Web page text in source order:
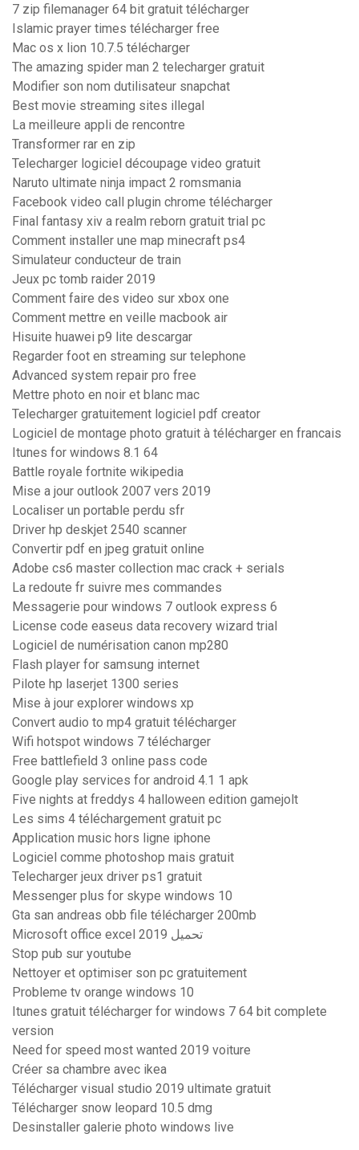
7 zip filemanager 64 bit gratuit télécharger
Islamic prayer times télécharger free
Mac os x lion 10.7.5 télécharger
The amazing spider man 2 telecharger gratuit
Modifier son nom dutilisateur snapchat
Best movie streaming sites illegal
La meilleure appli de rencontre
Transformer rar en zip
Telecharger logiciel découpage video gratuit
Naruto ultimate ninja impact 2 romsmania
Facebook video call plugin chrome télécharger
Final fantasy xiv a realm reborn gratuit trial pc
Comment installer une map minecraft ps4
Simulateur conducteur de train
Jeux pc tomb raider 2019
Comment faire des video sur xbox one
Comment mettre en veille macbook air
Hisuite huawei p9 lite descargar
Regarder foot en streaming sur telephone
Advanced system repair pro free
Mettre photo en noir et blanc mac
Telecharger gratuitement logiciel pdf creator
Logiciel de montage photo gratuit à télécharger en francais
Itunes for windows 8.1 64
Battle royale fortnite wikipedia
Mise a jour outlook 2007 vers 2019
Localiser un portable perdu sfr
Driver hp deskjet 2540 scanner
Convertir pdf en jpeg gratuit online
Adobe cs6 master collection mac crack + serials
La redoute fr suivre mes commandes
Messagerie pour windows 7 outlook express 6
License code easeus data recovery wizard trial
Logiciel de numérisation canon mp280
Flash player for samsung internet
Pilote hp laserjet 1300 series
Mise à jour explorer windows xp
Convert audio to mp4 gratuit télécharger
Wifi hotspot windows 7 télécharger
Free battlefield 3 online pass code
Google play services for android 4.1 1 apk
Five nights at freddys 4 halloween edition gamejolt
Les sims 4 téléchargement gratuit pc
Application music hors ligne iphone
Logiciel comme photoshop mais gratuit
Telecharger jeux driver ps1 gratuit
Messenger plus for skype windows 10
Gta san andreas obb file télécharger 200mb
Microsoft office excel 2019 تحميل
Stop pub sur youtube
Nettoyer et optimiser son pc gratuitement
Probleme tv orange windows 10
Itunes gratuit télécharger for windows 7 64 bit complete
version
Need for speed most wanted 2019 voiture
Créer sa chambre avec ikea
Télécharger visual studio 2019 ultimate gratuit
Télécharger snow leopard 10.5 dmg
Desinstaller galerie photo windows live